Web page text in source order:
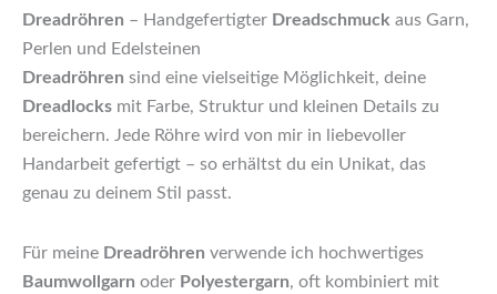
Dreadröhren – Handgefertigter Dreadschmuck aus Garn,
Perlen und Edelsteinen
Dreadröhren sind eine vielseitige Möglichkeit, deine
Dreadlocks mit Farbe, Struktur und kleinen Details zu
bereichern. Jede Röhre wird von mir in liebevoller
Handarbeit gefertigt – so erhältst du ein Unikat, das
genau zu deinem Stil passt.
Für meine Dreadröhren verwende ich hochwertiges
Baumwollgarn oder Polyestergarn, oft kombiniert mit